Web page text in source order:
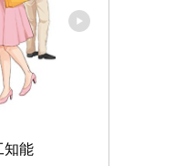
知能